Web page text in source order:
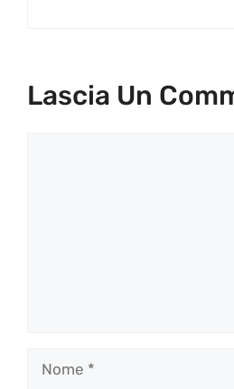
Lascia Un